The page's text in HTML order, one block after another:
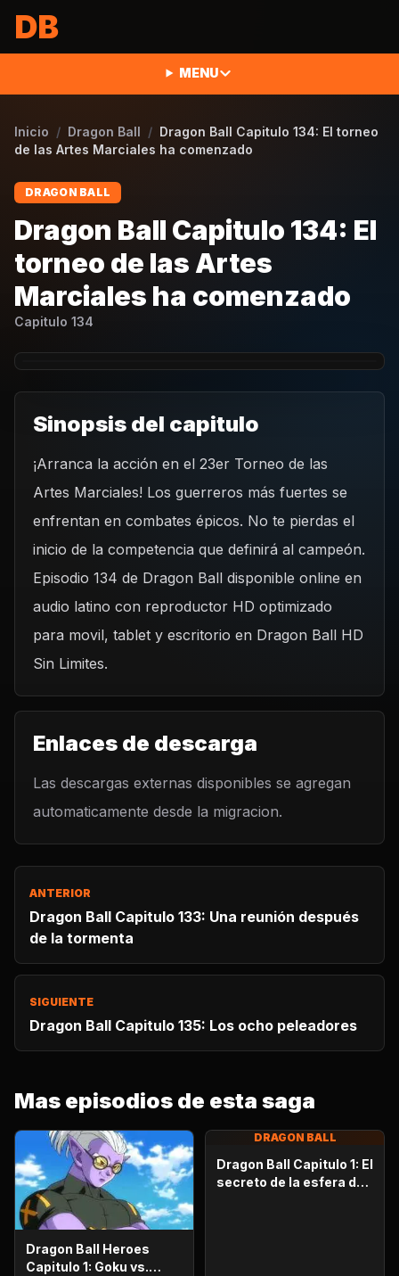
DB
MENU
Inicio / Dragon Ball / Dragon Ball Capitulo 134: El torneo
de las Artes Marciales ha comenzado
DRAGON BALL
Dragon Ball Capitulo 134: El
torneo de las Artes
Marciales ha comenzado
Capitulo 134
REPRODUCIR CAPITULO
Dragon Ball Capitulo 134: El torneo de las Artes Marciales
CARGAR REPRODUCTOR
Sinopsis del capitulo
¡Arranca la acción en el 23er Torneo de las
Artes Marciales! Los guerreros más fuertes se
enfrentan en combates épicos. No te pierdas el
inicio de la competencia que definirá al campeón.
Episodio 134 de Dragon Ball disponible online en
audio latino con reproductor HD optimizado
para movil, tablet y escritorio en Dragon Ball HD
Sin Limites.
Enlaces de descarga
Las descargas externas disponibles se agregan
automaticamente desde la migracion.
ANTERIOR
Dragon Ball Capitulo 133: Una reunión después
de la tormenta
SIGUIENTE
Dragon Ball Capitulo 135: Los ocho peleadores
Mas episodios de esta saga
Dragon Ball Heroes
Capitulo 1: Goku vs.
DRAGON BALL
Dragon Ball Capitulo 1: El
secreto de la esfera del